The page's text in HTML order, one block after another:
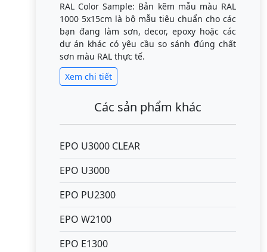
RAL Color Sample: Bản kẽm mẫu màu RAL
1000 5x15cm là bộ mẫu tiêu chuẩn cho các
bạn đang làm sơn, decor, epoxy hoặc các
dự án khác có yêu cầu so sánh đúng chất
sơn màu RAL thực tế.
Xem chi tiết
Các sản phẩm khác
EPO U3000 CLEAR
EPO U3000
EPO PU2300
EPO W2100
EPO E1300